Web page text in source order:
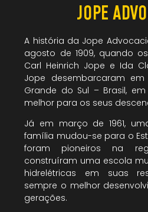
JOPE
A história da Jope
agosto de 1909, quando
Carl Heinrich Jope e Ida
Jope desembarcaram em
Grande do Sul – Brasil,
melhor para os seus
Já em março de 1961,
família mudou-se para o
foram pioneiros na
construíram uma escola
hidrelétricas em suas
sempre o melhor
gerações.